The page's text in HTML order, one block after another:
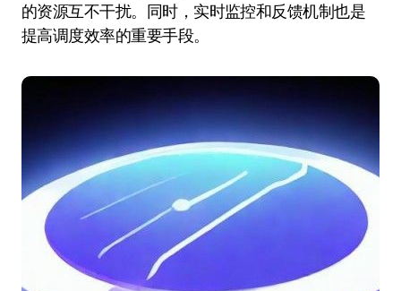
的资源互不干扰。同时，实时监控和反馈机制也是
提高调度效率的重要手段。